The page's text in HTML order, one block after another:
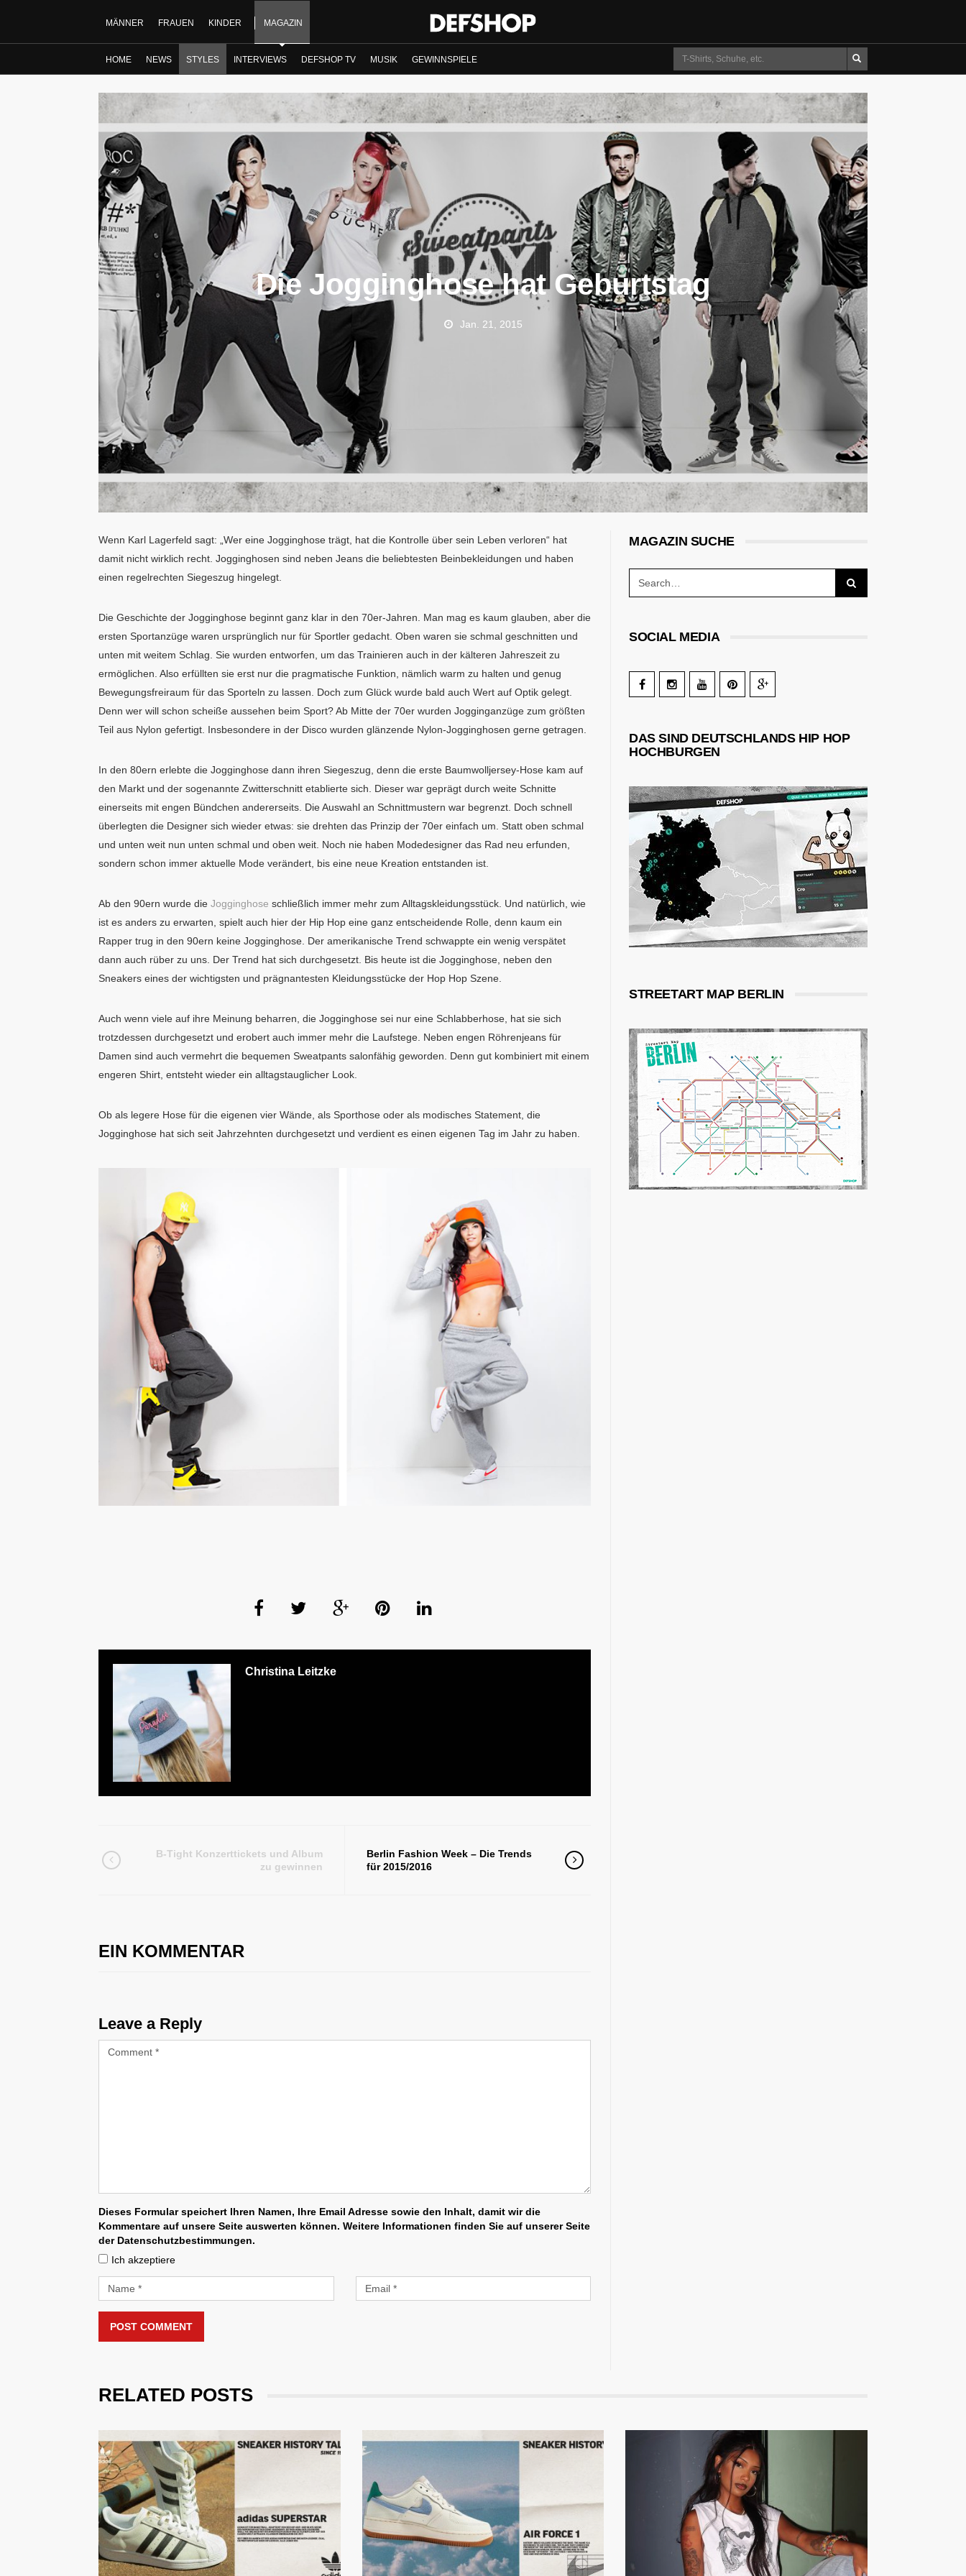
MÄNNER FRAUEN KINDER MAGAZIN
HOME NEWS STYLES INTERVIEWS DEFSHOP TV MUSIK GEWINNSPIELE
Die Jogginghose hat Geburtstag
Jan. 21, 2015
Wenn Karl Lagerfeld sagt: „Wer eine Jogginghose trägt, hat die Kontrolle über sein Leben verloren“ hat
damit nicht wirklich recht. Jogginghosen sind neben Jeans die beliebtesten Beinbekleidungen und haben
einen regelrechten Siegeszug hingelegt.
Die Geschichte der Jogginghose beginnt ganz klar in den 70er-Jahren. Man mag es kaum glauben, aber die
ersten Sportanzüge waren ursprünglich nur für Sportler gedacht. Oben waren sie schmal geschnitten und
unten mit weitem Schlag. Sie wurden entworfen, um das Trainieren auch in der kälteren Jahreszeit zu
ermöglichen. Also erfüllten sie erst nur die pragmatische Funktion, nämlich warm zu halten und genug
Bewegungsfreiraum für das Sporteln zu lassen. Doch zum Glück wurde bald auch Wert auf Optik gelegt.
Denn wer will schon scheiße aussehen beim Sport? Ab Mitte der 70er wurden Jogginganzüge zum größten
Teil aus Nylon gefertigt. Insbesondere in der Disco wurden glänzende Nylon-Jogginghosen gerne getragen.
In den 80ern erlebte die Jogginghose dann ihren Siegeszug, denn die erste Baumwolljersey-Hose kam auf
den Markt und der sogenannte Zwitterschnitt etablierte sich. Dieser war geprägt durch weite Schnitte
einerseits mit engen Bündchen andererseits. Die Auswahl an Schnittmustern war begrenzt. Doch schnell
überlegten die Designer sich wieder etwas: sie drehten das Prinzip der 70er einfach um. Statt oben schmal
und unten weit nun unten schmal und oben weit. Noch nie haben Modedesigner das Rad neu erfunden,
sondern schon immer aktuelle Mode verändert, bis eine neue Kreation entstanden ist.
Ab den 90ern wurde die Jogginghose schließlich immer mehr zum Alltagskleidungsstück. Und natürlich, wie
ist es anders zu erwarten, spielt auch hier der Hip Hop eine ganz entscheidende Rolle, denn kaum ein
Rapper trug in den 90ern keine Jogginghose. Der amerikanische Trend schwappte ein wenig verspätet
dann auch rüber zu uns. Der Trend hat sich durchgesetzt. Bis heute ist die Jogginghose, neben den
Sneakers eines der wichtigsten und prägnantesten Kleidungsstücke der Hop Hop Szene.
Auch wenn viele auf ihre Meinung beharren, die Jogginghose sei nur eine Schlabberhose, hat sie sich
trotzdessen durchgesetzt und erobert auch immer mehr die Laufstege. Neben engen Röhrenjeans für
Damen sind auch vermehrt die bequemen Sweatpants salonfähig geworden. Denn gut kombiniert mit einem
engeren Shirt, entsteht wieder ein alltagstauglicher Look.
Ob als legere Hose für die eigenen vier Wände, als Sporthose oder als modisches Statement, die
Jogginghose hat sich seit Jahrzehnten durchgesetzt und verdient es einen eigenen Tag im Jahr zu haben.
Christina Leitzke
B-Tight Konzerttickets und Album
zu gewinnen
Berlin Fashion Week – Die Trends
für 2015/2016
EIN KOMMENTAR
Leave a Reply
Dieses Formular speichert Ihren Namen, Ihre Email Adresse sowie den Inhalt, damit wir die
Kommentare auf unsere Seite auswerten können. Weitere Informationen finden Sie auf unserer Seite
der Datenschutzbestimmungen.
Ich akzeptiere
POST COMMENT
MAGAZIN SUCHE
SOCIAL MEDIA
DAS SIND DEUTSCHLANDS HIP HOP
HOCHBURGEN
STREETART MAP BERLIN
RELATED POSTS